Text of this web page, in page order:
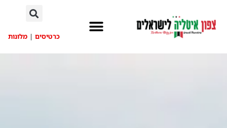
כרטיסים | מלונות